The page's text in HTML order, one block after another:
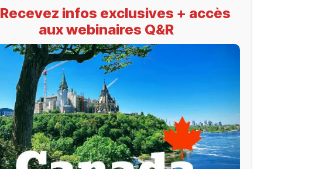
Recevez infos exclusives + accès
aux webinaires Q&R